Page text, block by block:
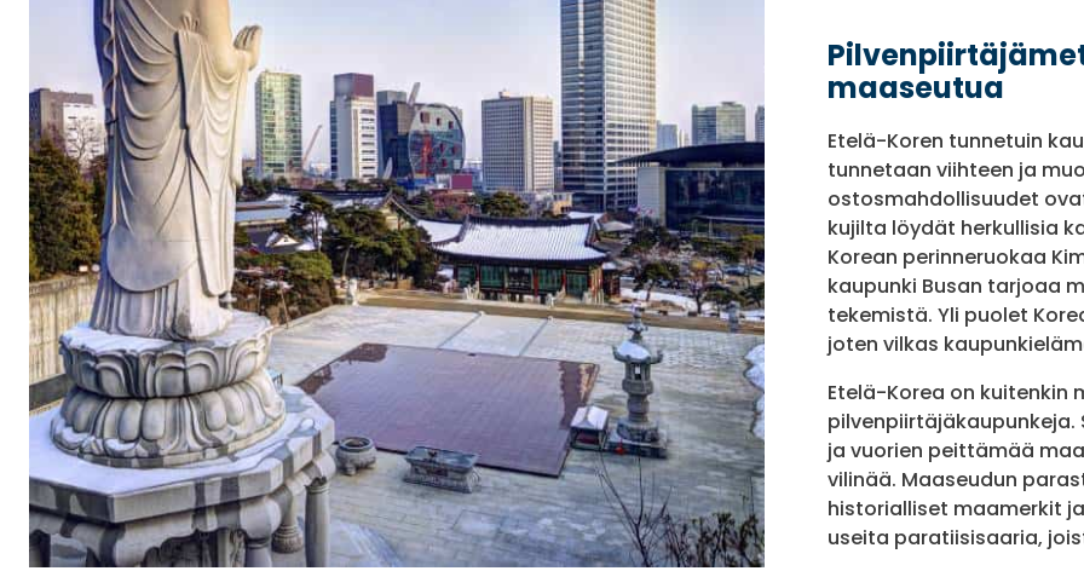
maaseutua
Etelä-Koren tunnetuin
tunnetaan viihteen ja
ostosmahdollisuudet
kujilta löydät herkullisia
Korean perinneruokaa
kaupunki Busan tarjoaa
tekemistä. Yli puolet
joten vilkas
Etelä-Korea on kuitenkin
pilvenpiirtäjäkaupunkeja.
ja vuorien peittämää
vilinää. Maaseudun
historialliset maamerkit
useita paratiisisaaria,